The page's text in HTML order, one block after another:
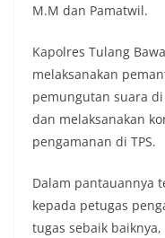
M.M dan Pamatwil.
Kapolres Tulang
melaksanakan
pemungutan suara
dan melaksanakan
pengamanan di TPS.
Dalam pantauannya
kepada petugas
tugas sebaik